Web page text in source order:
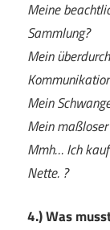
Meine
Sammlung?
Mein
Mein
Mein
Mmh… Ich
Nette. ?
4.) Was